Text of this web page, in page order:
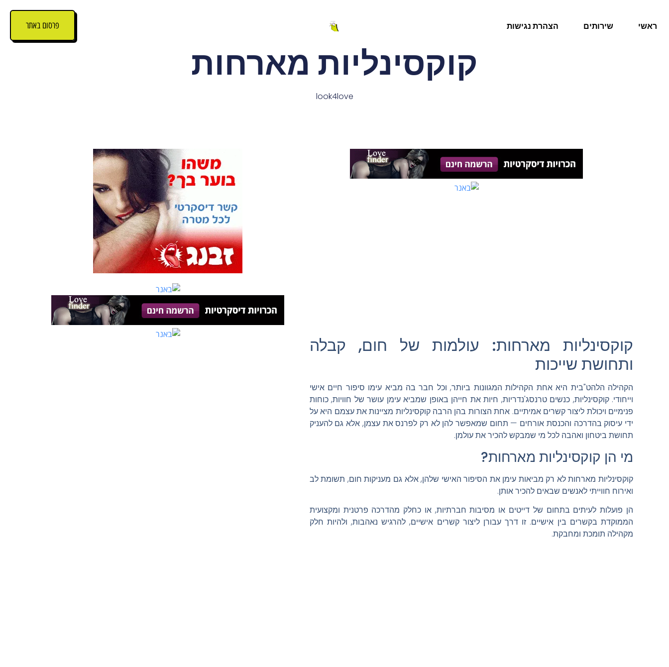
ראשי שירותים הצהרת נגישות פרסום באתר
קוקסינליות מארחות
look4love
קוקסינליות מארחות: עולמות של חום, קבלה
ותחושת שייכות
הקהילה הלהט"בית היא אחת הקהילות המגוונות ביותר, וכל חבר בה מביא עימו סיפור חיים אישי
וייחודי. קוקסינליות, כנשים טרנסג'נדריות, חיות את חייהן באופן שמביא עימן עושר של חוויות, כוחות
פנימיים ויכולת ליצור קשרים אמיתיים. אחת הצורות בהן הרבה קוקסינליות מציינות את עצמם היא על
ידי עיסוק בהדרכה והכנסת אורחים — תחום שמאפשר להן לא רק לפרנס את עצמן, אלא גם להעניק
תחושת ביטחון ואהבה לכל מי שמבקש להכיר את עולמן.
מי הן קוקסינליות מארחות?
קוקסינליות מארחות לא רק מביאות עימן את הסיפור האישי שלהן, אלא גם מעניקות חום, תשומת לב
ואירוח חווייתי לאנשים שבאים להכיר אותן.
הן פועלות לעיתים בתחום של דייטים או מסיבות חברתיות, או כחלק מהדרכה פרטנית ומקצועית
הממוקדת בקשרים בין אישיים. זו דרך עבורן ליצור קשרים אישיים, להרגיש נאהבות, ולהיות חלק
מקהילה תומכת ומחבקת.